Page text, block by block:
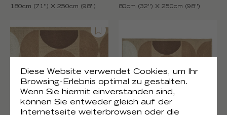
180cm (71'') X 250cm (98'') 80cm (32'') X 250cm (98'')
Diese Website verwendet Cookies, um Ihr
Browsing-Erlebnis optimal zu gestalten.
Wenn Sie hiermit einverstanden sind,
können Sie entweder gleich auf der
Internetseite weiterbrowsen oder die